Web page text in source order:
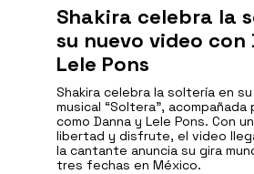
Shakira celebra la
su nuevo video con
Lele Pons
Shakira celebra la soltería en
musical “Soltera”,
como Danna y Lele Pons. Con
libertad y disfrute, el video
la cantante anuncia su gira
tres fechas en México.